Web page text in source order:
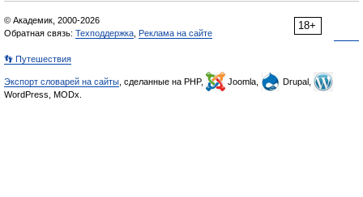
18+
© Академик, 2000-2026
Обратная связь: Техподдержка Реклама на сайте
👣 Путешествия
Экспорт словарей на сайты , сделанные на PHP, Joomla,
Drupal,
WordPress, MODx.